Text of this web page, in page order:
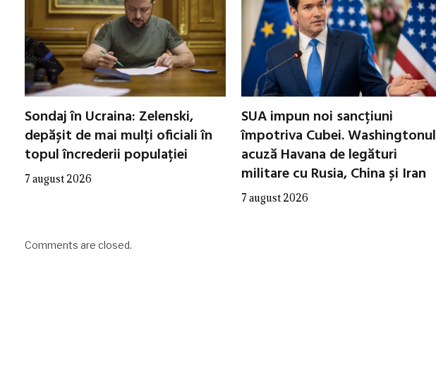
Sondaj în Ucraina: Zelenski,
depășit de mai mulți oficiali în
topul încrederii populației
7 august 2026
SUA impun noi sancțiuni
împotriva Cubei. Washingtonul
acuză Havana de legături
militare cu Rusia, China și Iran
7 august 2026
Comments are closed.